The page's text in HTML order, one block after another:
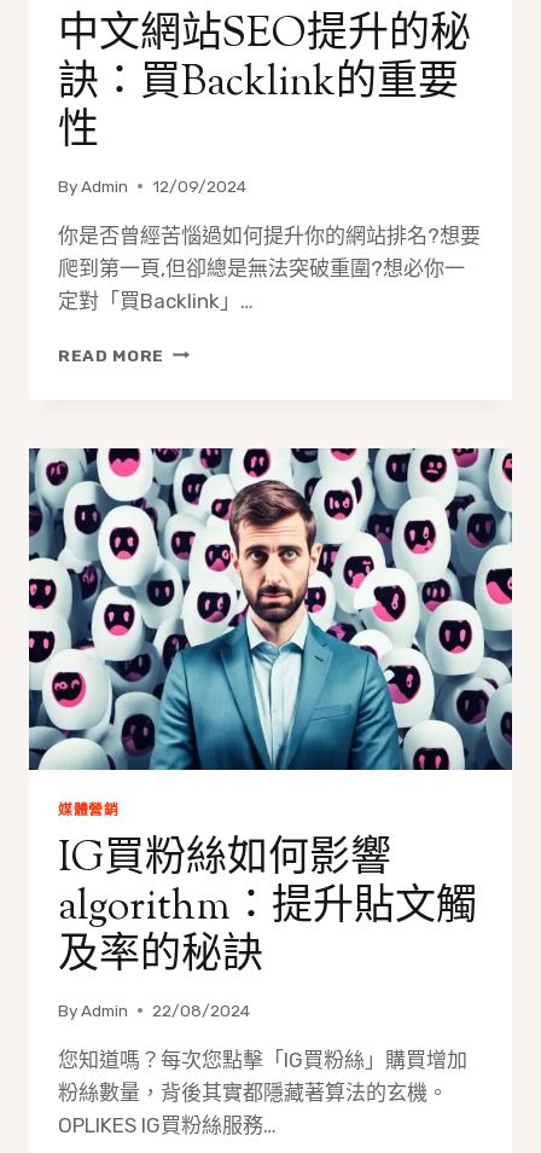
中文網站SEO提升的秘
訣：買Backlink的重要
性
ByAdmin 12/09/2024
你是否曾經苦惱過如何提升你的網站排名?想要
爬到第一頁,但卻總是無法突破重圍?想必你一
定對「買Backlink」…
READ MORE 中
SEO
提
升
的
秘
訣：
買
BACKLINK
的
重
要
性
媒體營銷
IG買粉絲如何影響
algorithm：提升貼文觸
及率的秘訣
ByAdmin 22/08/2024
您知道嗎？每次您點擊「IG買粉絲」購買增加
粉絲數量，背後其實都隱藏著算法的玄機。
OPLIKES IG買粉絲服務…